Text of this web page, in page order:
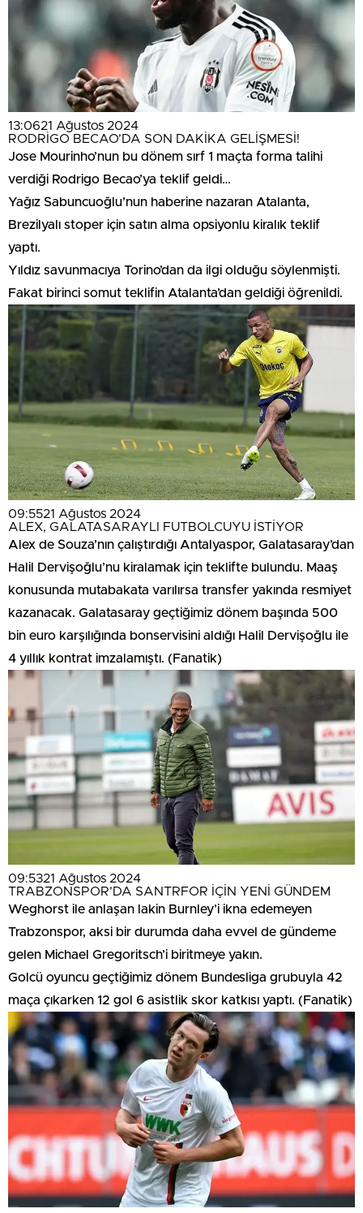
13:0621 Ağustos 2024
RODRİGO BECAO’DA SON DAKİKA GELİŞMESİ!
Jose Mourinho’nun bu dönem sırf 1 maçta forma talihi
verdiği Rodrigo Becao’ya teklif geldi…
Yağız Sabuncuoğlu’nun haberine nazaran Atalanta,
Brezilyalı stoper için satın alma opsiyonlu kiralık teklif
yaptı.
Yıldız savunmacıya Torino’dan da ilgi olduğu söylenmişti.
Fakat birinci somut teklifin Atalanta’dan geldiği öğrenildi.
09:5521 Ağustos 2024
ALEX, GALATASARAYLI FUTBOLCUYU İSTİYOR
Alex de Souza’nın çalıştırdığı Antalyaspor, Galatasaray’dan
Halil Dervişoğlu’nu kiralamak için teklifte bulundu. Maaş
konusunda mutabakata varılırsa transfer yakında resmiyet
kazanacak. Galatasaray geçtiğimiz dönem başında 500
bin euro karşılığında bonservisini aldığı Halil Dervişoğlu ile
4 yıllık kontrat imzalamıştı. (Fanatik)
09:5321 Ağustos 2024
TRABZONSPOR’DA SANTRFOR İÇİN YENİ GÜNDEM
Weghorst ile anlaşan lakin Burnley’i ikna edemeyen
Trabzonspor, aksi bir durumda daha evvel de gündeme
gelen Michael Gregoritsch’i biritmeye yakın.
Golcü oyuncu geçtiğimiz dönem Bundesliga grubuyla 42
maça çıkarken 12 gol 6 asistlik skor katkısı yaptı. (Fanatik)